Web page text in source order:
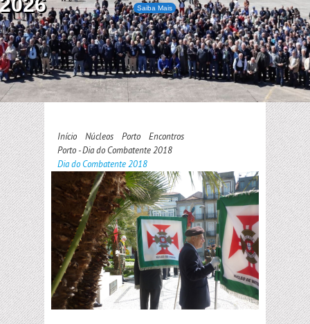
Saiba Mais
Início Núcleos Porto
Encontros
Porto - Dia do Combatente 2018
Dia do Combatente 2018